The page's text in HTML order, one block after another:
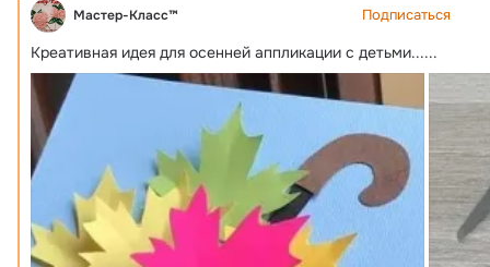
Мастер-Класс™ Подписаться
Креативная идея для осенней аппликации с детьми......